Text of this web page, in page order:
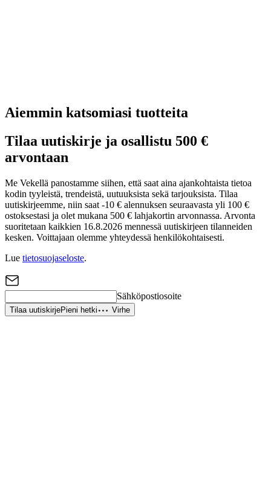
Aiemmin katsomiasi tuotteita
Tilaa uutiskirje ja osallistu 500 €
arvontaan
Me Vekellä panostamme siihen, että saat aina ajankohtaista tietoa
kodin tyyleistä, trendeistä, uutuuksista sekä tarjouksista. Tilaa
uutiskirjeemme, niin saat -10 € alennuksen seuraavasta yli 100 €
ostoksestasi ja olet mukana 500 € lahjakortin arvonnassa. Arvonta
suoritetaan kaikkien 16.8.2026 mennessä uutiskirjeen tilanneiden
kesken. Voittajaan olemme yhteydessä henkilökohtaisesti.
Lue tietosuojaseloste.
Sähköpostiosoite
Tilaa uutiskirjePieni hetki Virhe